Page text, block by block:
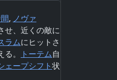
, ノヴァ
せ、近くの敵に
ラムにヒットさ
。
トーテム自
ェープシフト状